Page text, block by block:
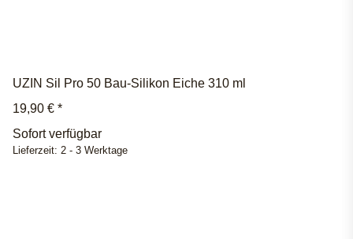
UZIN Sil Pro 50 Bau-Silikon Eiche 310 ml
19,90 € *
Sofort verfügbar
Lieferzeit: 2 - 3 Werktage